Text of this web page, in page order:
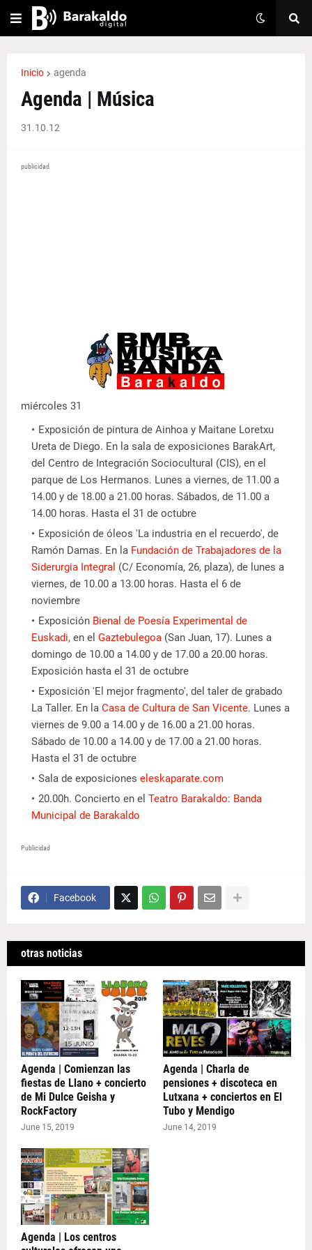
Inicio agenda
Agenda | Música
31.10.12
publicidad
miércoles 31
Exposición de pintura de Ainhoa y Maitane Loretxu
Ureta de Diego. En la sala de exposiciones BarakArt,
del Centro de Integración Sociocultural (CIS), en el
parque de Los Hermanos. Lunes a viernes, de 11.00 a
14.00 y de 18.00 a 21.00 horas. Sábados, de 11.00 a
14.00 horas. Hasta el 31 de octubre
Exposición de óleos 'La industria en el recuerdo', de
Ramón Damas. En la Fundación de Trabajadores de la
Siderurgia Integral (C/ Economía, 26, plaza), de lunes a
viernes, de 10.00 a 13.00 horas. Hasta el 6 de
noviembre
Exposición Bienal de Poesía Experimental de
Euskadi, en el Gaztebulegoa (San Juan, 17). Lunes a
domingo de 10.00 a 14.00 y de 17.00 a 20.00 horas.
Exposición hasta el 31 de octubre
Exposición 'El mejor fragmento', del taler de grabado
La Taller. En la Casa de Cultura de San Vicente. Lunes a
viernes de 9.00 a 14.00 y de 16.00 a 21.00 horas.
Sábado de 10.00 a 14.00 y de 17.00 a 21.00 horas.
Hasta el 31 de octubre
Sala de exposiciones eleskaparate.com
20.00h. Concierto en el Teatro Barakaldo: Banda
Municipal de Barakaldo
Publicidad
Facebook
otras noticias
Agenda | Comienzan las
fiestas de Llano + concierto
de Mi Dulce Geisha y
RockFactory
June 15, 2019
Agenda | Charla de
pensiones + discoteca en
Lutxana + conciertos en El
Tubo y Mendigo
June 14, 2019
Agenda | Los centros